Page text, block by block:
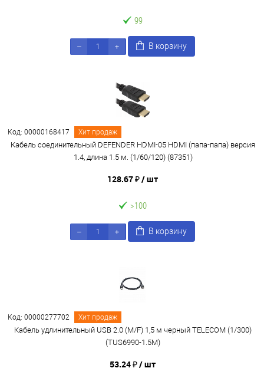
99
В корзину
Код: 00000168417 Хит продаж
Кабель соединительный DEFENDER HDMI-05 HDMI (папа-папа) версия
1.4, длина 1.5 м. (1/60/120) (87351)
128.67 ₽/ шт
>100
В корзину
Код: 00000277702 Хит продаж
Кабель удлинительный USB 2.0 (M/F) 1,5 м черный TELECOM (1/300)
(TUS6990-1.5M)
53.24 ₽/ шт